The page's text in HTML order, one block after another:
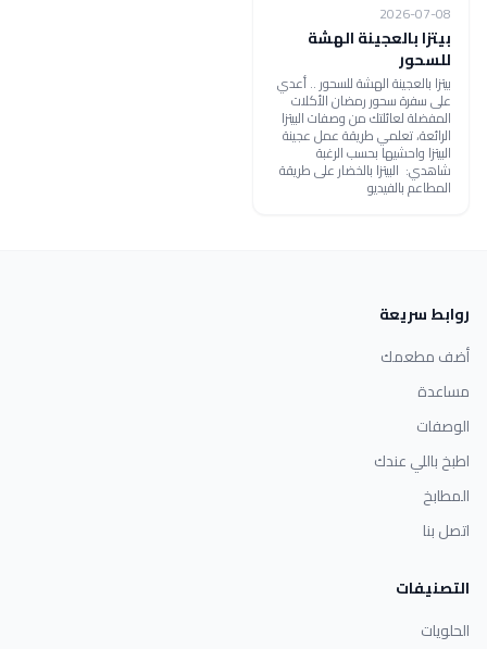
2026-07-08
بيتزا بالعجينة الهشة
للسحور
بيتزا بالعجينة الهشة للسحور .. أعدي
على سفرة سحور رمضان الأكلات
المفضلة لعائلتك من وصفات البيتزا
الرائعة، تعلمي طريقة عمل عجينة
البيتزا واحشيها بحسب الرغبة
شاهدي: البيتزا بالخضار على طريقة
المطاعم بالفيديو
روابط سريعة
أضف مطعمك
مساعدة
الوصفات
اطبخ باللي عندك
المطابخ
اتصل بنا
التصنيفات
الحلويات